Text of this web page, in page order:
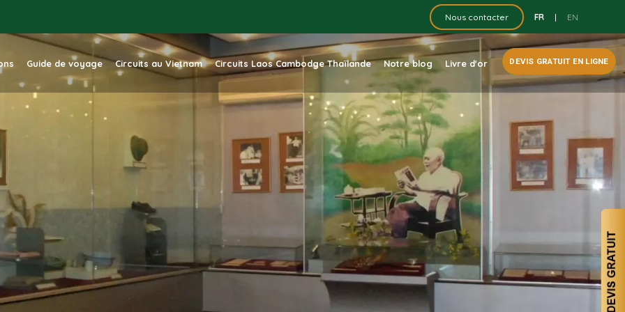
Nous contacter FR | EN
Guide de voyage Circuits au Vietnam Circuits Laos Cambodge Thaïlande Notre blog Livre d'or DEVIS GRATUIT EN LIGNE